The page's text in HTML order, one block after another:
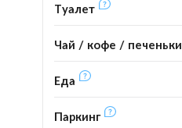
Туалет
Чай / кофе / печеньки
Еда
Паркинг